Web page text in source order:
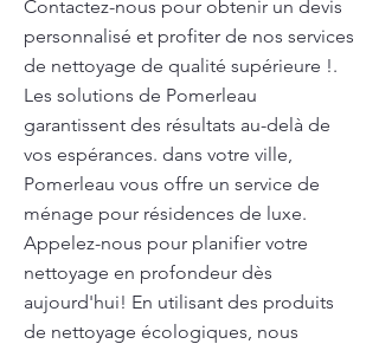
Contactez-nous pour obtenir un devis
personnalisé et profiter de nos services
de nettoyage de qualité supérieure !.
Les solutions de Pomerleau
garantissent des résultats au-delà de
vos espérances. dans votre ville,
Pomerleau vous offre un service de
ménage pour résidences de luxe.
Appelez-nous pour planifier votre
nettoyage en profondeur dès
aujourd'hui! En utilisant des produits
de nettoyage écologiques, nous